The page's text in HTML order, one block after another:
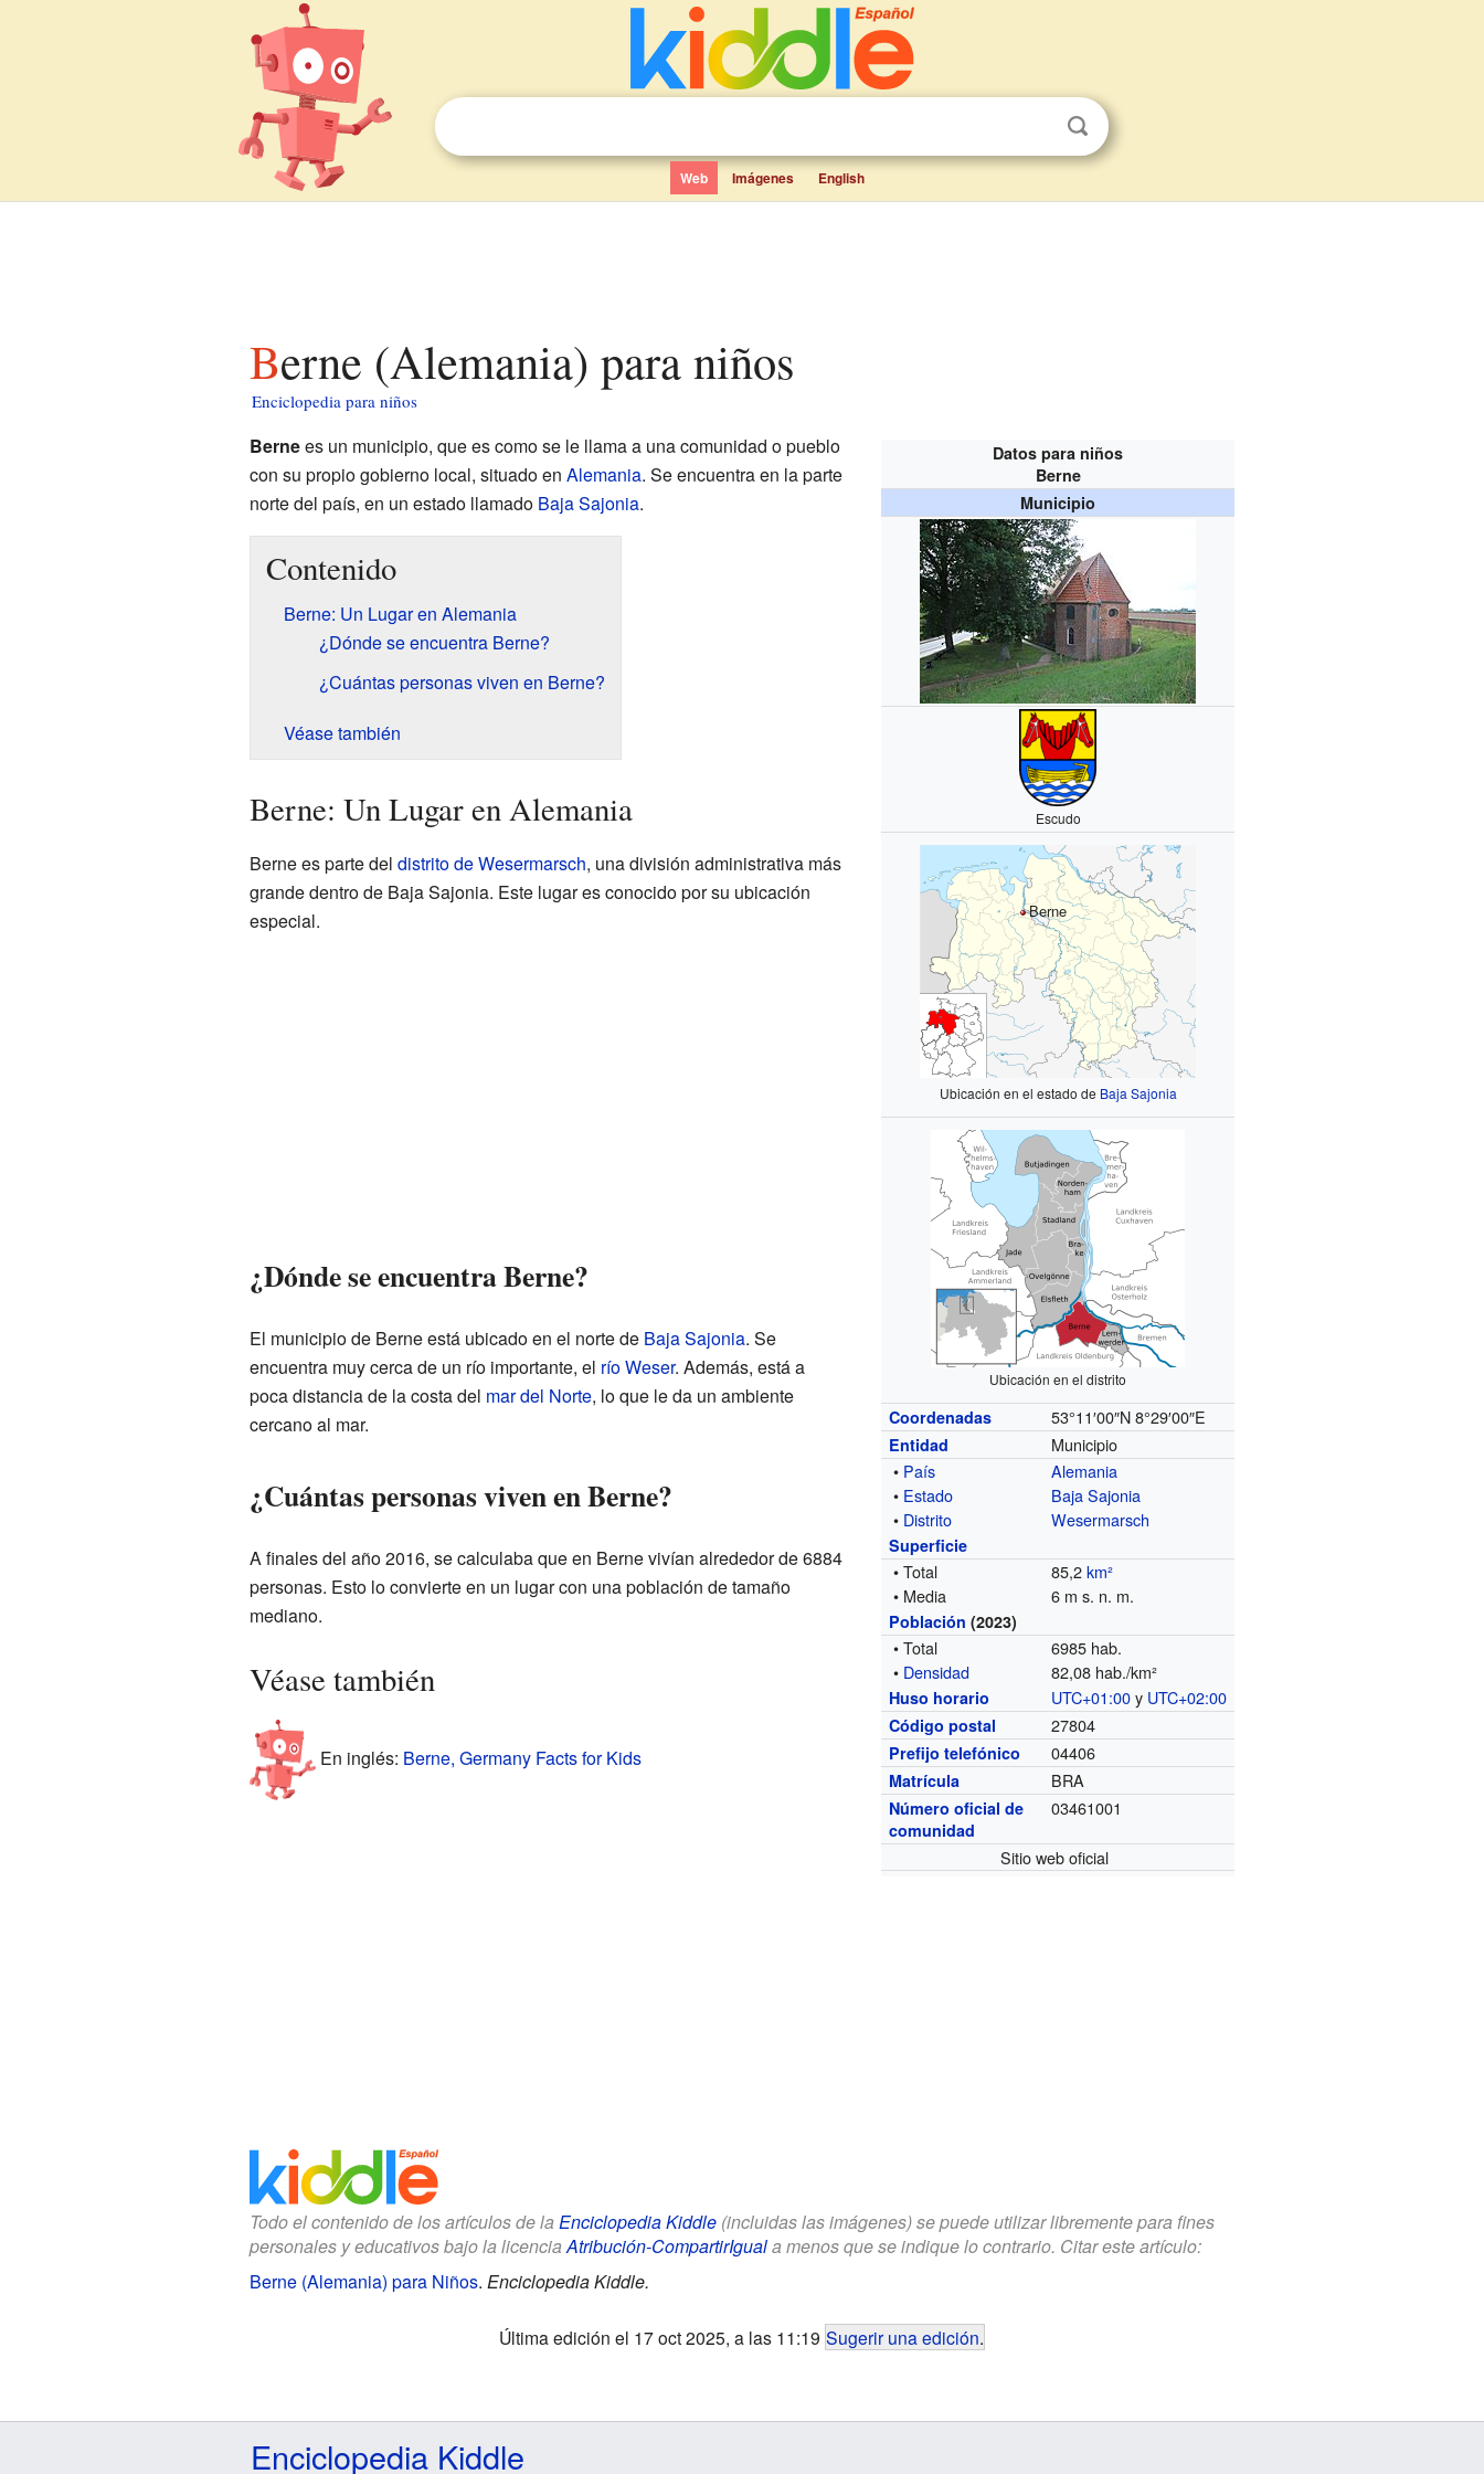
Web Imágenes English
Berne (Alemania) para niños
Enciclopedia para niños
Datos para niños
Berne
Municipio
Escudo
Berne
Ubicación en el estado de Baja Sajonia
Ubicación en el distrito
Coordenadas 53°11′00″N 8°29′00″E
Entidad
Municipio
• País
Alemania
• Estado
Baja Sajonia
• Distrito Wesermarsch
Superficie
• Total 85,2km²
• Media
6 m s. n. m.
Población (2023)
• Total
6985 hab.
• Densidad 82,08 hab./km²
Huso horario UTC+01:00y UTC+02:00
Código postal 27804
Prefijo telefónico 04406
Matrícula BRA
Número oficial de
comunidad
03461001
Sitio web oficial
Bernees un municipio, que es como se le llama a una comunidad o pueblo
con su propio gobierno local, situado en Alemania. Se encuentra en la parte
norte del país, en un estado llamado Baja Sajonia.
Contenido
Berne: Un Lugar en Alemania
¿Dónde se encuentra Berne?
¿Cuántas personas viven en Berne?
Véase también
Berne: Un Lugar en Alemania
Berne es parte del distrito de Wesermarsch, una división administrativa más
grande dentro de Baja Sajonia. Este lugar es conocido por su ubicación
especial.
¿Dónde se encuentra Berne?
El municipio de Berne está ubicado en el norte de Baja Sajonia. Se
encuentra muy cerca de un río importante, el río Weser. Además, está a
poca distancia de la costa del mar del Norte, lo que le da un ambiente
cercano al mar.
¿Cuántas personas viven en Berne?
A finales del año 2016, se calculaba que en Berne vivían alrededor de 6884
personas. Esto lo convierte en un lugar con una población de tamaño
mediano.
Véase también
En inglés: Berne, Germany Facts for Kids
Todo el contenido de los artículos de la Enciclopedia Kiddle(incluidas las imágenes) se puede utilizar libremente para fines
personales y educativos bajo la licenciaAtribución-CompartirIguala menos que se indique lo contrario. Citar este artículo:
Berne (Alemania) para Niños. Enciclopedia Kiddle.
Última edición el 17 oct 2025, a las 11:19 Sugerir una edición.
Enciclopedia Kiddle